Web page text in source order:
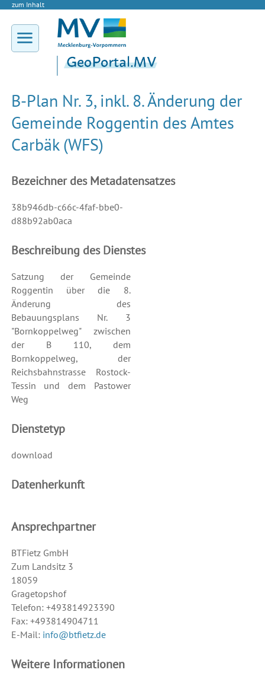
zum Inhalt
B-Plan Nr. 3, inkl. 8. Änderung der
Gemeinde Roggentin des Amtes
Carbäk (WFS)
Bezeichner des Metadatensatzes
38b946db-c66c-4faf-bbe0-
d88b92ab0aca
Beschreibung des Dienstes
Satzung der Gemeinde
Roggentin über die 8.
Änderung des
Bebauungsplans Nr. 3
"Bornkoppelweg" zwischen
der B 110, dem
Bornkoppelweg, der
Reichsbahnstrasse Rostock-
Tessin und dem Pastower
Weg
Dienstetyp
download
Datenherkunft
Ansprechpartner
BTFietz GmbH
Zum Landsitz 3
18059
Gragetopshof
Telefon: +493814923390
Fax: +493814904711
E-Mail: info@btfietz.de
Weitere Informationen